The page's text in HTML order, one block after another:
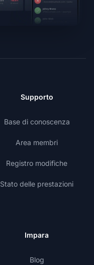
Supporto
Base di conoscenza
Area membri
Registro modifiche
Stato delle prestazioni
Impara
Blog